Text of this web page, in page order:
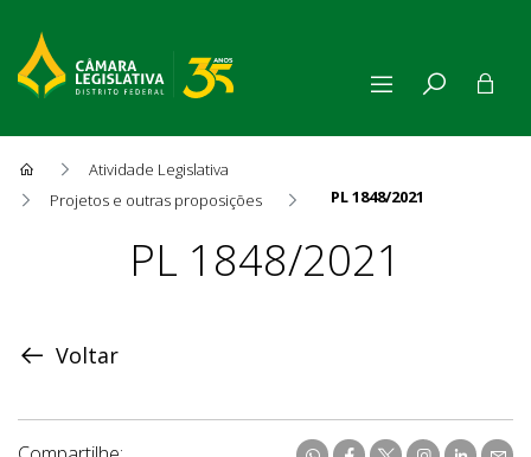
Atividade Legislativa
Projetos e outras proposições
PL 1848/2021
ProposiçãoPL 1848/2021
Voltar